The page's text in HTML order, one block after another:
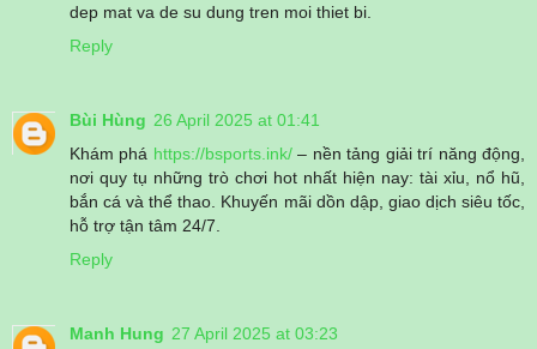
dep mat va de su dung tren moi thiet bi.
Reply
Bùi Hùng 26 April 2025 at 01:41
Khám phá https://bsports.ink/– nền tảng giải trí năng động,
nơi quy tụ những trò chơi hot nhất hiện nay: tài xỉu, nổ hũ,
bắn cá và thể thao. Khuyến mãi dồn dập, giao dịch siêu tốc,
hỗ trợ tận tâm 24/7.
Reply
Manh Hung 27 April 2025 at 03:23